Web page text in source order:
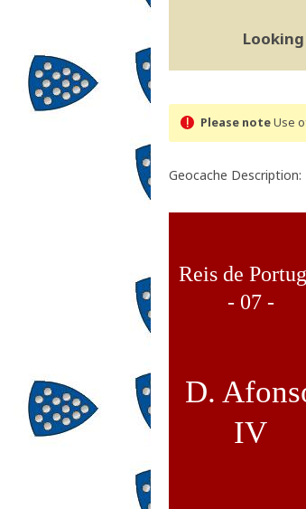
Please noteUse
Geocache Description:
Reis de
- 07 -
D.
IV